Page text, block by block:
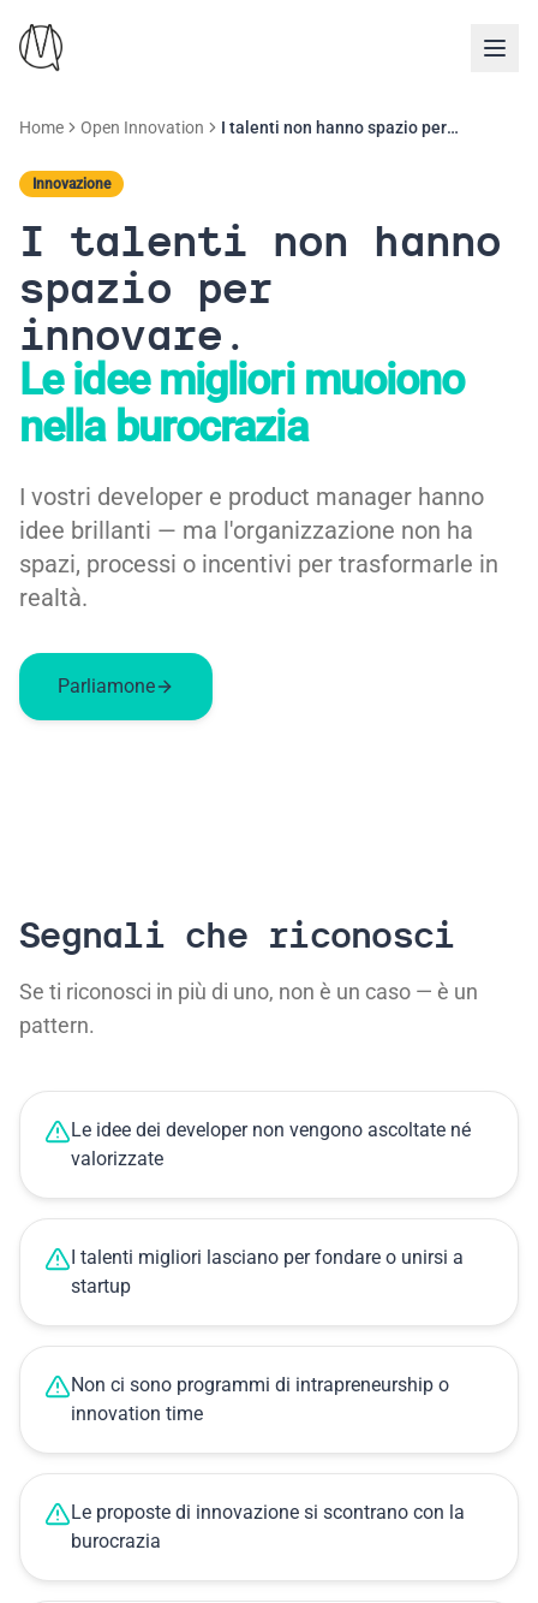
Home Open Innovation I talenti non hanno spazio per innovare
Innovazione
I talenti non hanno
spazio per
innovare.
Le idee migliori muoiono
nella burocrazia
I vostri developer e product manager hanno
idee brillanti — ma l'organizzazione non ha
spazi, processi o incentivi per trasformarle in
realtà.
Parliamone
Segnali che riconosci
Se ti riconosci in più di uno, non è un caso — è un
pattern.
Le idee dei developer non vengono ascoltate né
valorizzate
I talenti migliori lasciano per fondare o unirsi a
startup
Non ci sono programmi di intrapreneurship o
innovation time
Le proposte di innovazione si scontrano con la
burocrazia